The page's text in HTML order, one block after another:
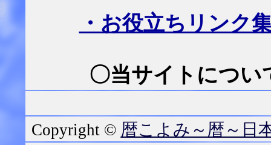
・お役立ちリンク
〇当サイトについ
Copyright © 暦こよみ～暦～日